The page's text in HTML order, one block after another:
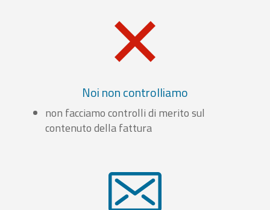
Noi non controlliamo
non facciamo controlli di merito sul
contenuto della fattura